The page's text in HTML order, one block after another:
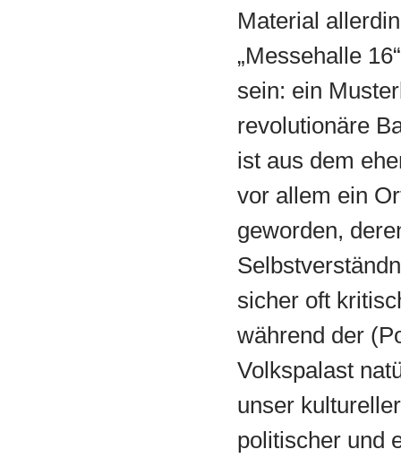
Material
„Messehalle
sein: ein
revolutionäre
ist aus dem
vor allem ein
geworden,
sicher oft
während der
Volkspalast
unser
politischer und